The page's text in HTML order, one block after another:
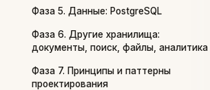
Фаза 5. Данные: PostgreSQL
Фаза 6. Другие хранилища:
документы, поиск, файлы, аналитика
Фаза 7. Принципы и паттерны
проектирования